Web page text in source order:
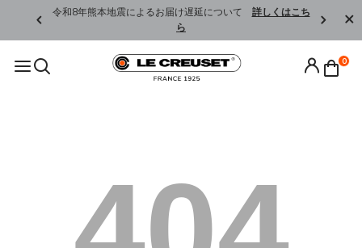
令和8年熊本地震によるお届け遅延について 詳しくはこち
ら
0